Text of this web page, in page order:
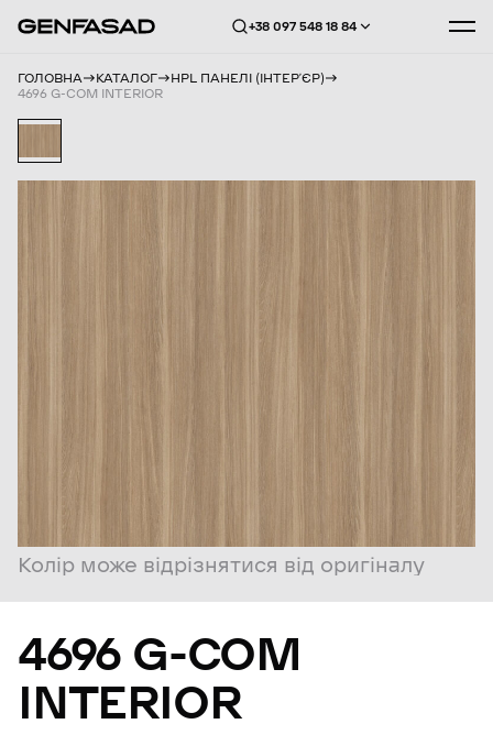
+38 097 548 18 84
ГОЛОВНА КАТАЛОГ
HPL ПАНЕЛІ (ІНТЕРʼЄР)
4696 G-COM INTERIOR
Колір може відрізнятися від оригіналу
4696 G-COM
INTERIOR